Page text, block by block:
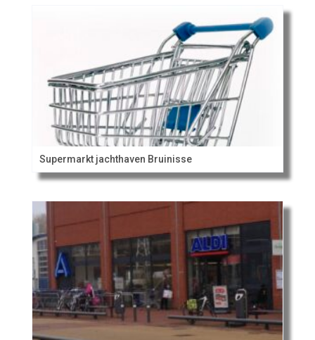
Supermarkt jachthaven Bruinisse